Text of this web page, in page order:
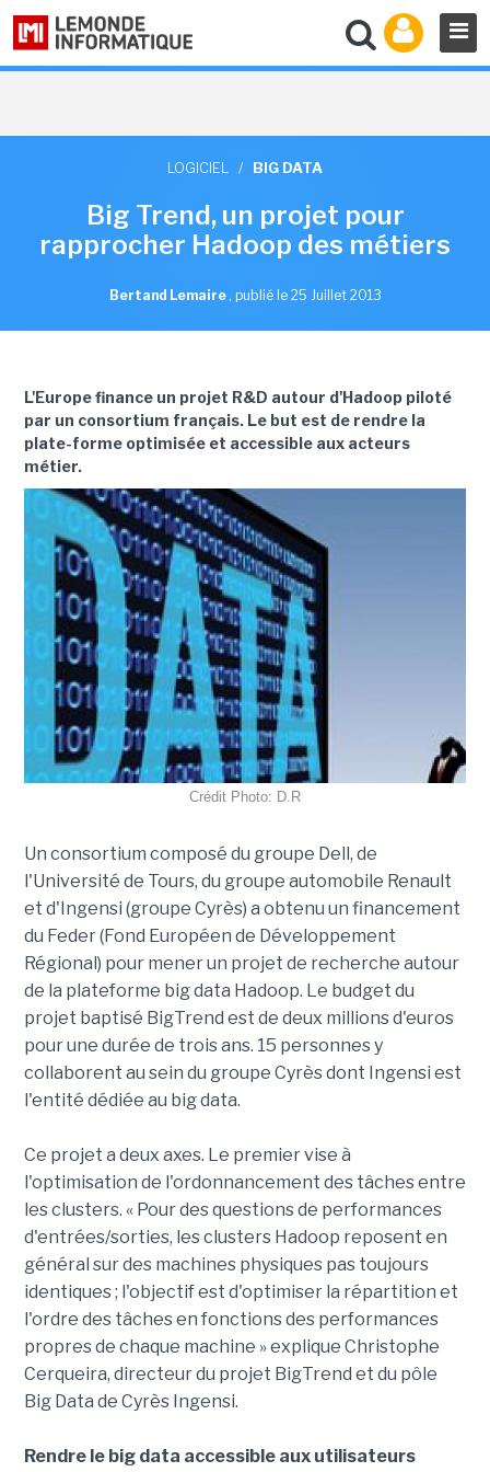
LOGICIEL / BIG DATA
Big Trend, un projet pour
rapprocher Hadoop des métiers
Bertand Lemaire , publié le 25 Juillet 2013
L'Europe finance un projet R&D autour d'Hadoop piloté
par un consortium français. Le but est de rendre la
plate-forme optimisée et accessible aux acteurs
métier.
Crédit Photo: D.R
Un consortium composé du groupe Dell, de
l'Université de Tours, du groupe automobile Renault
et d'Ingensi (groupe Cyrès) a obtenu un financement
du Feder (Fond Européen de Développement
Régional) pour mener un projet de recherche autour
de la plateforme big data Hadoop. Le budget du
projet baptisé BigTrend est de deux millions d'euros
pour une durée de trois ans. 15 personnes y
collaborent au sein du groupe Cyrès dont Ingensi est
l'entité dédiée au big data.
Ce projet a deux axes. Le premier vise à
l'optimisation de l'ordonnancement des tâches entre
les clusters. « Pour des questions de performances
d'entrées/sorties, les clusters Hadoop reposent en
général sur des machines physiques pas toujours
identiques ; l'objectif est d'optimiser la répartition et
l'ordre des tâches en fonctions des performances
propres de chaque machine » explique Christophe
Cerqueira, directeur du projet BigTrend et du pôle
Big Data de Cyrès Ingensi.
Rendre le big data accessible aux utilisateurs